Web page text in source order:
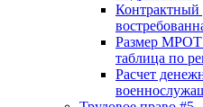
Размер МРОТ
таблица по
Расчет